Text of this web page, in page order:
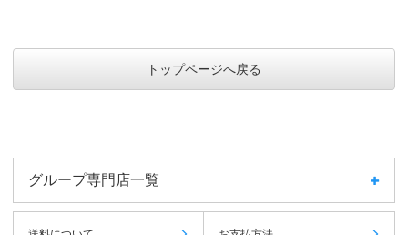
トップページへ戻る
グループ専門店一覧